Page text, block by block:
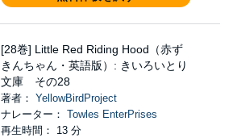
[28巻] Little Red Riding Hood（赤ず
きんちゃん・英語版）: きいろいとり
文庫 その28
著者： YellowBirdProject
ナレーター： Towles EnterPrises
再生時間： 13 分